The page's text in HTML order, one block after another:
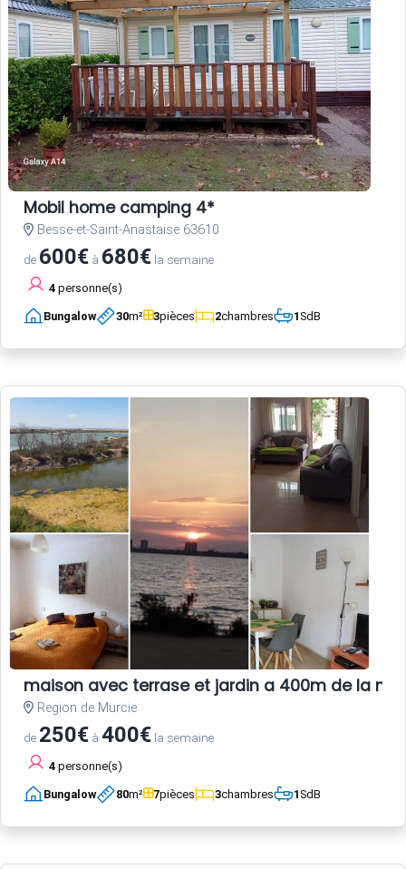
Mobil home camping 4*
Besse-et-Saint-Anastaise 63610
de 600€ à 680€ la semaine
4 personne(s)
Bungalow 30m² 3pièces 2chambres 1SdB
maison avec terrase et jardin a 400m de la mer
Region de Murcie
de 250€ à 400€ la semaine
4 personne(s)
Bungalow 80m² 7pièces 3chambres 1SdB